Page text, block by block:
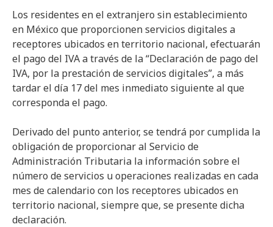
Los residentes en el extranjero sin establecimiento
en México que proporcionen servicios digitales a
receptores ubicados en territorio nacional, efectuarán
el pago del IVA a través de la “Declaración de pago del
IVA, por la prestación de servicios digitales”, a más
tardar el día 17 del mes inmediato siguiente al que
corresponda el pago.
Derivado del punto anterior, se tendrá por cumplida la
obligación de proporcionar al Servicio de
Administración Tributaria la información sobre el
número de servicios u operaciones realizadas en cada
mes de calendario con los receptores ubicados en
territorio nacional, siempre que, se presente dicha
declaración.